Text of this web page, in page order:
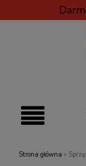
Strona główna »